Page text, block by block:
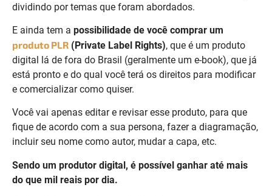
dividindo por temas que foram abordados.
E ainda tem a possibilidade de você comprar um
produto PLR (Private Label Rights), que é um produto
digital lá de fora do Brasil (geralmente um e-book), que já
está pronto e do qual você terá os direitos para modificar
e comercializar como quiser.
Você vai apenas editar e revisar esse produto, para que
fique de acordo com a sua persona, fazer a diagramação,
incluir seu nome como autor, mudar a capa, etc.
Sendo um produtor digital, é possível ganhar até mais
do que mil reais por dia.